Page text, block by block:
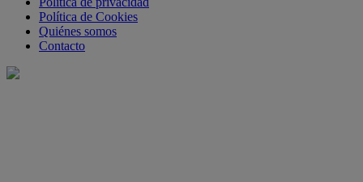
Política de Cookies
Quiénes somos
Contacto